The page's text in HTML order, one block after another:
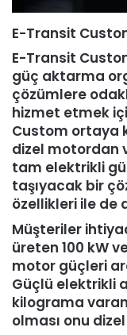
E-Transit
E-Transit
güç aktarma
çözümlere
hizmet etmek
Custom ortaya
dizel motordan
tam elektrikli
taşıyacak bir
özellikleri ile de
Müşteriler
üreten 100 kW
motor güçleri
Güçlü elektrikli
kilograma
olması onu